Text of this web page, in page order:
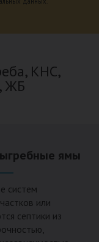
КНС,
ЖБ
ямы
систем
или
септики из